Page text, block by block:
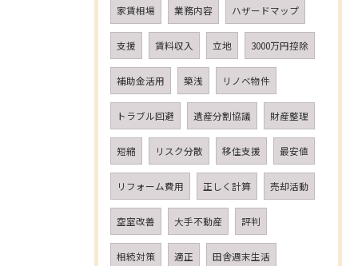
家賃相場 業務内容 ハザードマップ
支援 賃料収入 立地 3000万円控除
補助金活用 築浅 リノベ物件
トラブル回避 遺産分割協議 財産整理
短縮 リスク分散 移住支援 最安値
リフォーム費用 正しく計算 売却活動
空室改善 大手不動産 評判
相続対策 適正 田舎週末生活